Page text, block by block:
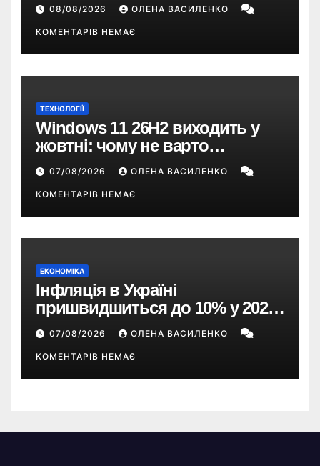
понад $300
08/08/2026 ОЛЕНА ВАСИЛЕНКО
КОМЕНТАРІВ НЕМАЄ
ТЕХНОЛОГІЇ
Windows 11 26H2 виходить у
жовтні: чому не варто
пропускати це оновлення
07/08/2026 ОЛЕНА ВАСИЛЕНКО
КОМЕНТАРІВ НЕМАЄ
ЕКОНОМІКА
Інфляція в Україні
пришвидшиться до 10% у 2026
році — прогноз НБУ
07/08/2026 ОЛЕНА ВАСИЛЕНКО
КОМЕНТАРІВ НЕМАЄ